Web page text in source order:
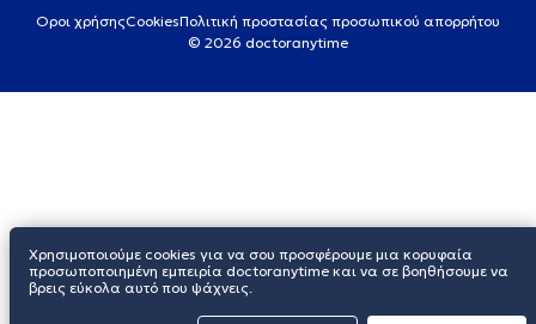
Οροι χρήσηςCookiesΠολιτική προστασίας προσωπικού απορρήτου
© 2026 doctoranytime
Χρησιμοποιούμε cookies για να σου προσφέρουμε μια κορυφαία
προσωποποιημένη εμπειρία doctoranytime και να σε βοηθήσουμε να
βρεις εύκολα αυτό που ψάχνεις.